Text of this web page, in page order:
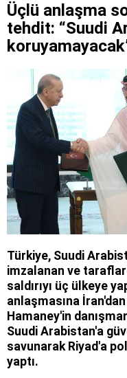
Üçlü anlaşma
tehdit: “Suudi
Türkiye, Suudi
imzalanan ve
saldırıyı üç ülkeye
anlaşmasına
Hamaney'in
Suudi Arabistan'a
savunarak Riyad'a
yaptı.